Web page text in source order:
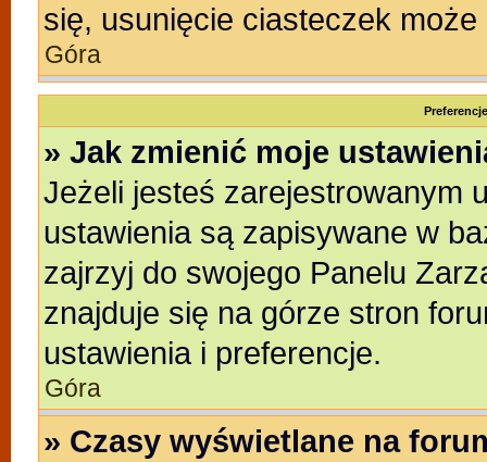
się, usunięcie ciasteczek może
Góra
» Jak zmienić moje
Jeżeli jesteś zarejestrowanym
ustawienia są zapisywane w
zajrzyj do swojego Panelu
znajduje się na górze stron
ustawienia i preferencje.
Góra
» Czasy wyświetlane na